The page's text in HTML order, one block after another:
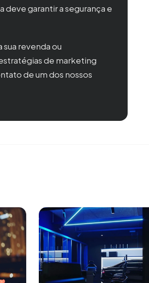
deve garantir a segurança e
sua revenda ou
de marketing
de um dos nossos